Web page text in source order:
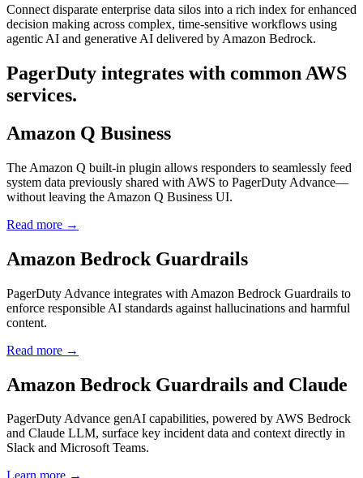
Connect disparate enterprise data silos into a rich index for enhanced
decision making across complex, time-sensitive workflows using
agentic AI and generative AI delivered by Amazon Bedrock.
PagerDuty integrates with common AWS
services.
Amazon Q Business
The Amazon Q built-in plugin allows responders to seamlessly feed
system data previously shared with AWS to PagerDuty Advance—
without leaving the Amazon Q Business UI.
Read more →
Amazon Bedrock Guardrails
PagerDuty Advance integrates with Amazon Bedrock Guardrails to
enforce responsible AI standards against hallucinations and harmful
content.
Read more →
Amazon Bedrock Guardrails and Claude
PagerDuty Advance genAI capabilities, powered by AWS Bedrock
and Claude LLM, surface key incident data and context directly in
Slack and Microsoft Teams.